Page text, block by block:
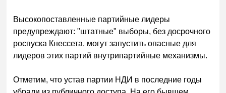
Высокопоставленные партийные лидеры
предупреждают: "штатные" выборы, без досрочного
роспуска Кнессета, могут запустить опасные для
лидеров этих партий внутрипартийные механизмы.
Отметим, что устав партии НДИ в последние годы